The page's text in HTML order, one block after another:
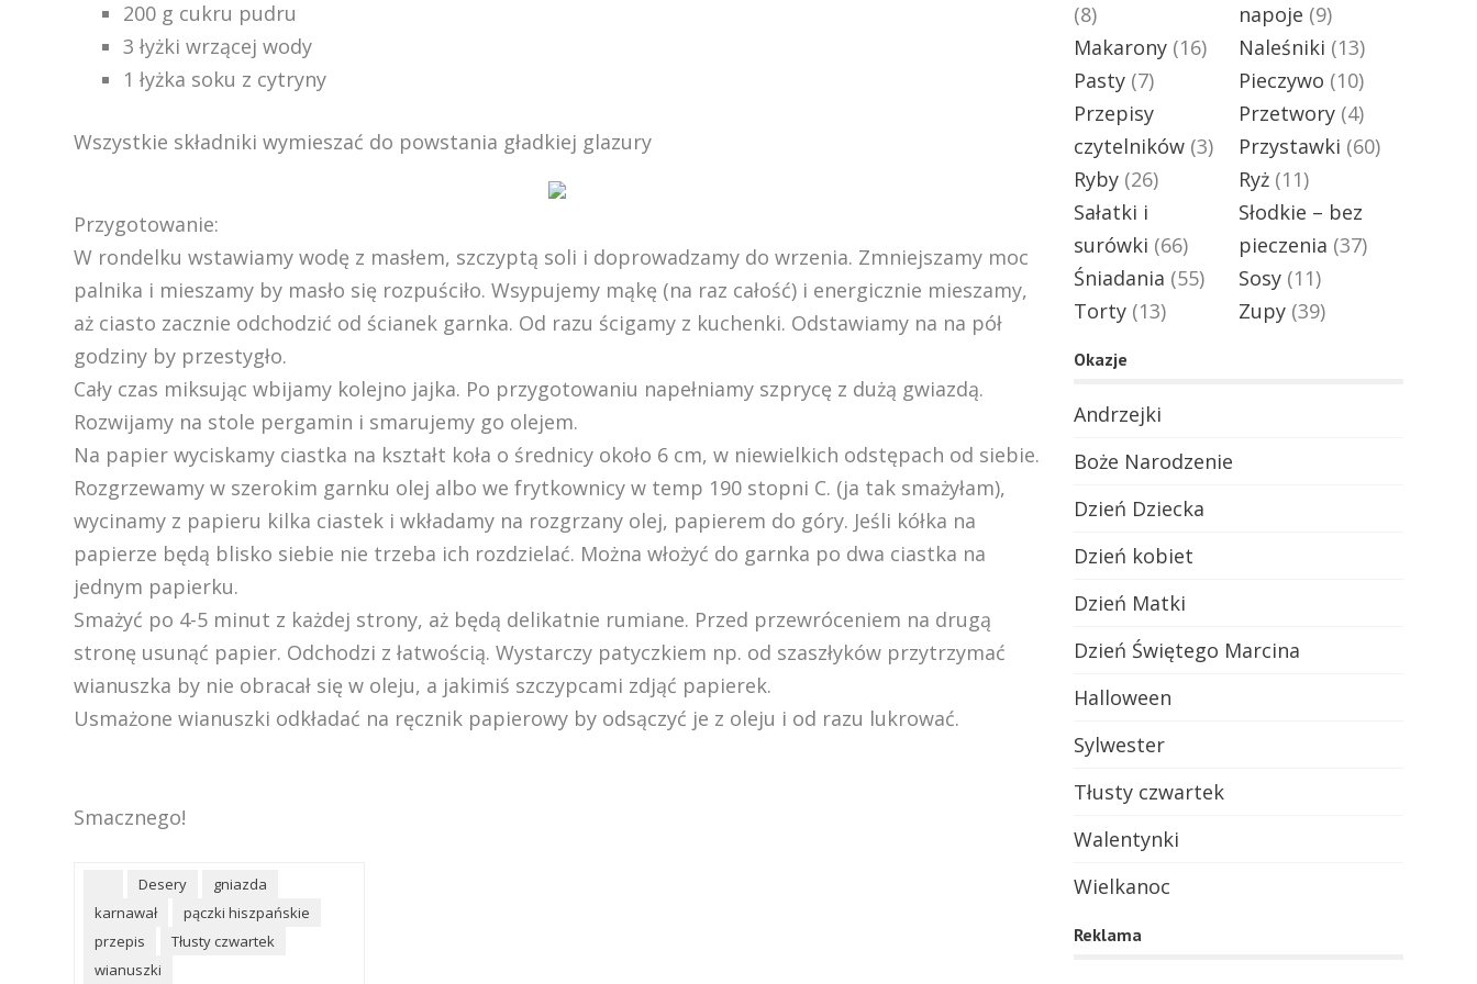
200 g cukru pudru
3 łyżki wrzącej wody
1 łyżka soku z cytryny
Wszystkie składniki wymieszać do powstania gładkiej glazury
Przygotowanie:
W rondelku wstawiamy wodę z masłem, szczyptą soli i doprowadzamy do wrzenia. Zmniejszamy moc
palnika i mieszamy by masło się rozpuściło. Wsypujemy mąkę (na raz całość) i energicznie mieszamy,
aż ciasto zacznie odchodzić od ścianek garnka. Od razu ścigamy z kuchenki. Odstawiamy na na pół
godziny by przestygło.
Cały czas miksując wbijamy kolejno jajka. Po przygotowaniu napełniamy szprycę z dużą gwiazdą.
Rozwijamy na stole pergamin i smarujemy go olejem.
Na papier wyciskamy ciastka na kształt koła o średnicy około 6 cm, w niewielkich odstępach od siebie.
Rozgrzewamy w szerokim garnku olej albo we frytkownicy w temp 190 stopni C. (ja tak smażyłam),
wycinamy z papieru kilka ciastek i wkładamy na rozgrzany olej, papierem do góry. Jeśli kółka na
papierze będą blisko siebie nie trzeba ich rozdzielać. Można włożyć do garnka po dwa ciastka na
jednym papierku.
Smażyć po 4-5 minut z każdej strony, aż będą delikatnie rumiane. Przed przewróceniem na drugą
stronę usunąć papier. Odchodzi z łatwością. Wystarczy patyczkiem np. od szaszłyków przytrzymać
wianuszka by nie obracał się w oleju, a jakimiś szczypcami zdjąć papierek.
Usmażone wianuszki odkładać na ręcznik papierowy by odsączyć je z oleju i od razu lukrować.
Smacznego!
Desery
gniazda
karnawał
pączki hiszpańskie
przepis
Tłusty czwartek
wianuszki
(8) napoje (9)
Makarony (16) Naleśniki (13)
Pasty (7) Pieczywo (10)
Przepisy
czytelników (3)
Przetwory (4)
Przystawki (60)
Ryby (26) Ryż (11)
Sałatki i
surówki (66)
Słodkie – bez
pieczenia (37)
Śniadania (55) Sosy (11)
Torty (13) Zupy (39)
Okazje
Andrzejki
Boże Narodzenie
Dzień Dziecka
Dzień kobiet
Dzień Matki
Dzień Świętego Marcina
Halloween
Sylwester
Tłusty czwartek
Walentynki
Wielkanoc
Reklama